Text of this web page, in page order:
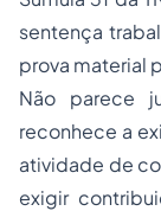
sentença
prova material
Não parece
reconhece a
atividade de
exigir